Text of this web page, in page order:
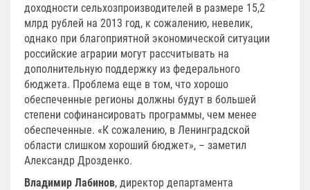
доходности сельхозпроизводителей в размере 15,2
млрд рублей на 2013 год, к сожалению, невелик,
однако при благоприятной экономической ситуации
российские аграрии могут рассчитывать на
дополнительную поддержку из федерального
бюджета. Проблема еще в том, что хорошо
обеспеченные регионы должны будут в большей
степени софинансировать программы, чем менее
обеспеченные. «К сожалению, в Ленинградской
области слишком хороший бюджет», – заметил
Александр Дрозденко.
Владимир Лабинов, директор департамента